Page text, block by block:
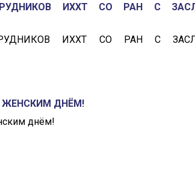
ИХХТ СО РАН С
ИХХТ СО РАН С
ДНЁМ!
днём!